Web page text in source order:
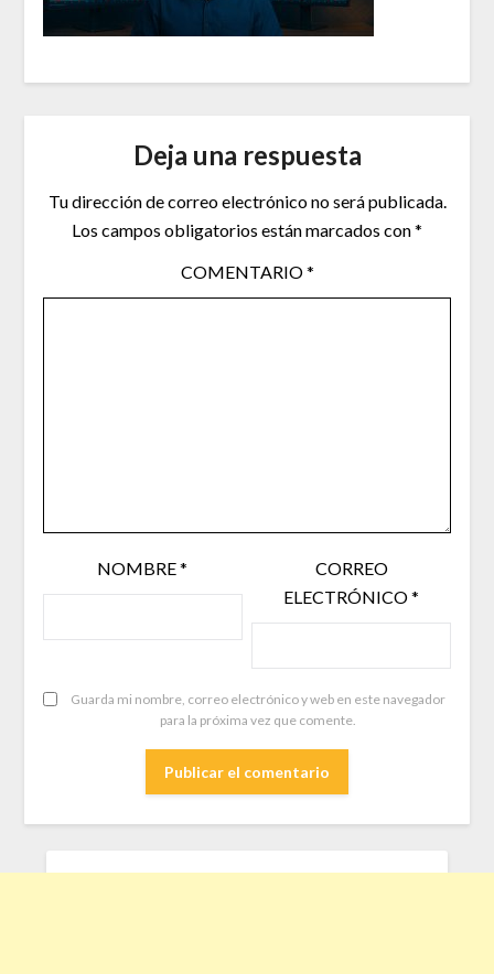
Deja una respuesta
Tu dirección de correo electrónico no será publicada.
Los campos obligatorios están marcados con*
COMENTARIO*
NOMBRE*
CORREO
ELECTRÓNICO*
Guarda mi nombre, correo electrónico y web en este navegador
para la próxima vez que comente.